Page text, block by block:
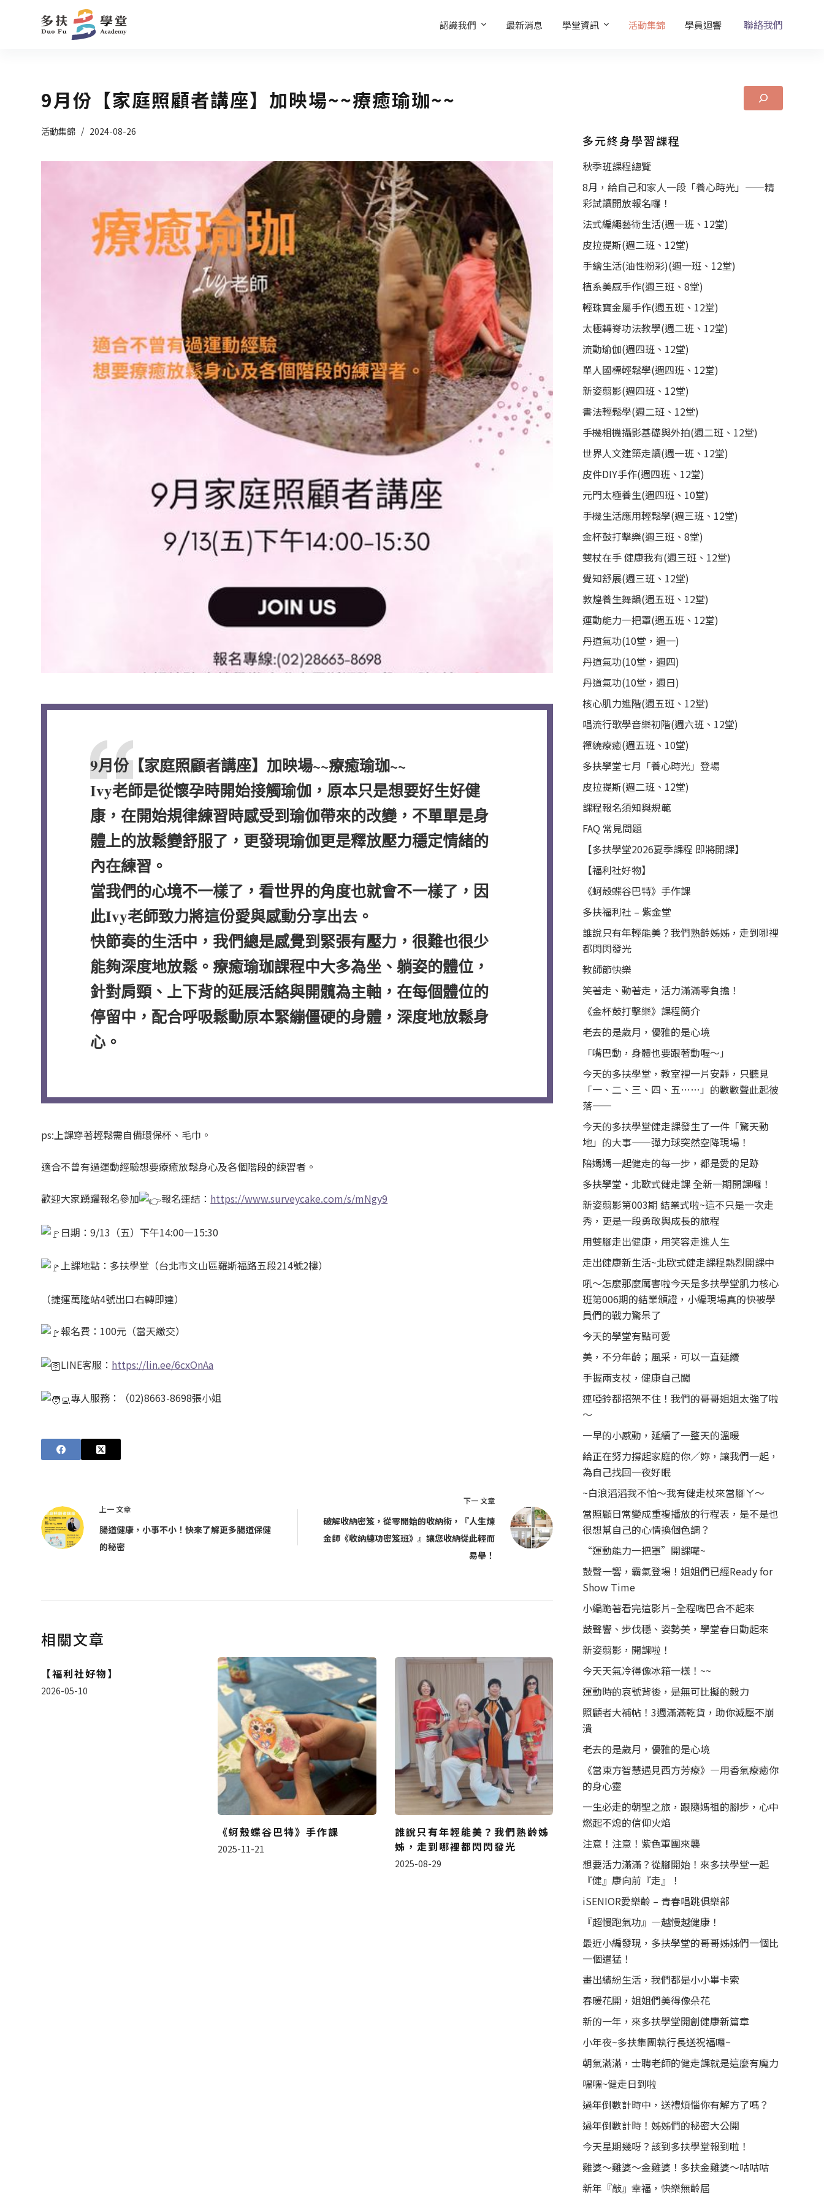
認識我們 最新消息 學堂資訊 活動集錦 學員迴響 聯絡我們
9月份【家庭照顧者講座】加映場~~療癒瑜珈~~
活動集錦 2024-08-26
9月份【家庭照顧者講座】加映場~~療癒瑜珈~~
Ivy老師是從懷孕時開始接觸瑜伽，原本只是想要好生好健
康，在開始規律練習時感受到瑜伽帶來的改變，不單單是身
體上的放鬆變舒服了，更發現瑜伽更是釋放壓力穩定情緒的
內在練習。
當我們的心境不一樣了，看世界的角度也就會不一樣了，因
此Ivy老師致力將這份愛與感動分享出去。
快節奏的生活中，我們總是感覺到緊張有壓力，很難也很少
能夠深度地放鬆。療癒瑜珈課程中大多為坐、躺姿的體位，
針對肩頸、上下背的延展活絡與開髖為主軸，在每個體位的
停留中，配合呼吸鬆動原本緊繃僵硬的身體，深度地放鬆身
心。
ps:上課穿著輕鬆需自備環保杯、毛巾。
適合不曾有過運動經驗想要療癒放鬆身心及各個階段的練習者。
歡迎大家踴躍報名參加 報名連結： https://www.surveycake.com/s/mNgy9
日期：9/13（五）下午14:00—15:30
上課地點：多扶學堂（台北市文山區羅斯福路五段214號2樓）
（捷運萬隆站4號出口右轉即達）
報名費：100元（當天繳交）
LINE客服： https://lin.ee/6cxOnAa
專人服務：（02)8663-8698張小姐
上一 文章
腸道健康，小事不小！快來了解更多腸道保健
的秘密
下一 文章
破解收納密笈，從零開始的收納術，『人生煉
金師《收納練功密笈班》』讓您收納從此輕而
易舉！
相關文章
【福利社好物】
2026-05-10
《蚵殼蝶谷巴特》手作課
2025-11-21
誰說只有年輕能美？我們熟齡姊
姊，走到哪裡都閃閃發光
2025-08-29
多元終身學習課程
秋季班課程總覽
8月，給自己和家人一段「養心時光」——精
彩試讀開放報名囉！
法式編繩藝術生活(週一班、12堂)
皮拉提斯(週二班、12堂)
手繪生活(油性粉彩)(週一班、12堂)
植系美感手作(週三班、8堂)
輕珠寶金屬手作(週五班、12堂)
太極轉脊功法教學(週二班、12堂)
流動瑜伽(週四班、12堂)
單人國標輕鬆學(週四班、12堂)
新姿翦影(週四班、12堂)
書法輕鬆學(週二班、12堂)
手機相機攝影基礎與外拍(週二班、12堂)
世界人文建築走讀(週一班、12堂)
皮件DIY手作(週四班、12堂)
元門太極養生(週四班、10堂)
手機生活應用輕鬆學(週三班、12堂)
金杯鼓打擊樂(週三班、8堂)
雙杖在手 健康我有(週三班、12堂)
覺知舒展(週三班、12堂)
敦煌養生舞韻(週五班、12堂)
運動能力一把罩(週五班、12堂)
丹道氣功(10堂，週一)
丹道氣功(10堂，週四)
丹道氣功(10堂，週日)
核心肌力進階(週五班、12堂)
唱流行歌學音樂初階(週六班、12堂)
禪繞療癒(週五班、10堂)
多扶學堂七月「養心時光」登場
皮拉提斯(週二班、12堂)
課程報名須知與規範
FAQ 常見問題
【多扶學堂2026夏季課程 即將開課】
【福利社好物】
《蚵殼蝶谷巴特》手作課
多扶福利社 – 紫金堂
誰說只有年輕能美？我們熟齡姊姊，走到哪裡
都閃閃發光
教師節快樂
笑著走、動著走，活力滿滿零負擔！
《金杯鼓打擊樂》課程簡介
老去的是歲月，優雅的是心境
「嘴巴動，身體也要跟著動喔～」
今天的多扶學堂，教室裡一片安靜，只聽見
「一、二、三、四、五……」的數數聲此起彼
落——
今天的多扶學堂健走課發生了一件「驚天動
地」的大事——彈力球突然空降現場！
陪媽媽一起健走的每一步，都是愛的足跡
多扶學堂・北歐式健走課 全新一期開課囉！
新姿翦影第003期 結業式啦~這不只是一次走
秀，更是一段勇敢與成長的旅程
用雙腳走出健康，用笑容走進人生
走出健康新生活~北歐式健走課程熱烈開課中
吼～怎麼那麼厲害啦今天是多扶學堂肌力核心
班第006期的結業頒證，小編現場真的快被學
員們的戰力驚呆了
今天的學堂有點可愛
美，不分年齡；風采，可以一直延續
手握兩支杖，健康自己闖
連啞鈴都招架不住！我們的哥哥姐姐太強了啦
～
一早的小感動，延續了一整天的溫暖
給正在努力撐起家庭的你／妳，讓我們一起，
為自己找回一夜好眠
~白浪滔滔我不怕～我有健走杖來當腳ㄚ～
當照顧日常變成重複播放的行程表，是不是也
很想幫自己的心情換個色調？
“運動能力一把罩”開課囉~
鼓聲一響，霸氣登場！姐姐們已經Ready for
Show Time
小編跪著看完這影片~全程嘴巴合不起來
鼓聲響、步伐穩、姿勢美，學堂春日動起來
新姿翦影，開課啦！
今天天氣冷得像冰箱一樣！~~
運動時的哀號背後，是無可比擬的毅力
照顧者大補帖！3週滿滿乾貨，助你減壓不崩
潰
老去的是歲月，優雅的是心境
《當東方智慧遇見西方芳療》—用香氣療癒你
的身心靈
一生必走的朝聖之旅，跟隨媽祖的腳步，心中
燃起不熄的信仰火焰
注意！注意！紫色軍團來襲
想要活力滿滿？從腳開始！來多扶學堂一起
『健』康向前『走』！
iSENIOR愛樂齡 – 青春唱跳俱樂部
『超慢跑氣功』—越慢越健康！
最近小編發現，多扶學堂的哥哥姊姊們一個比
一個還猛！
畫出繽紛生活，我們都是小小畢卡索
春暖花開，姐姐們美得像朵花
新的一年，來多扶學堂開創健康新篇章
小年夜~多扶集團執行長送祝福囉~
朝氣滿滿，士聘老師的健走課就是這麼有魔力
嘿嘿~健走日到啦
過年倒數計時中，送禮煩惱你有解方了嗎？
過年倒數計時！姊姊們的秘密大公開
今天星期幾呀？該到多扶學堂報到啦！
雞婆～雞婆～金雞婆！多扶金雞婆～咕咕咕
新年『敲』幸福，快樂無齡屆